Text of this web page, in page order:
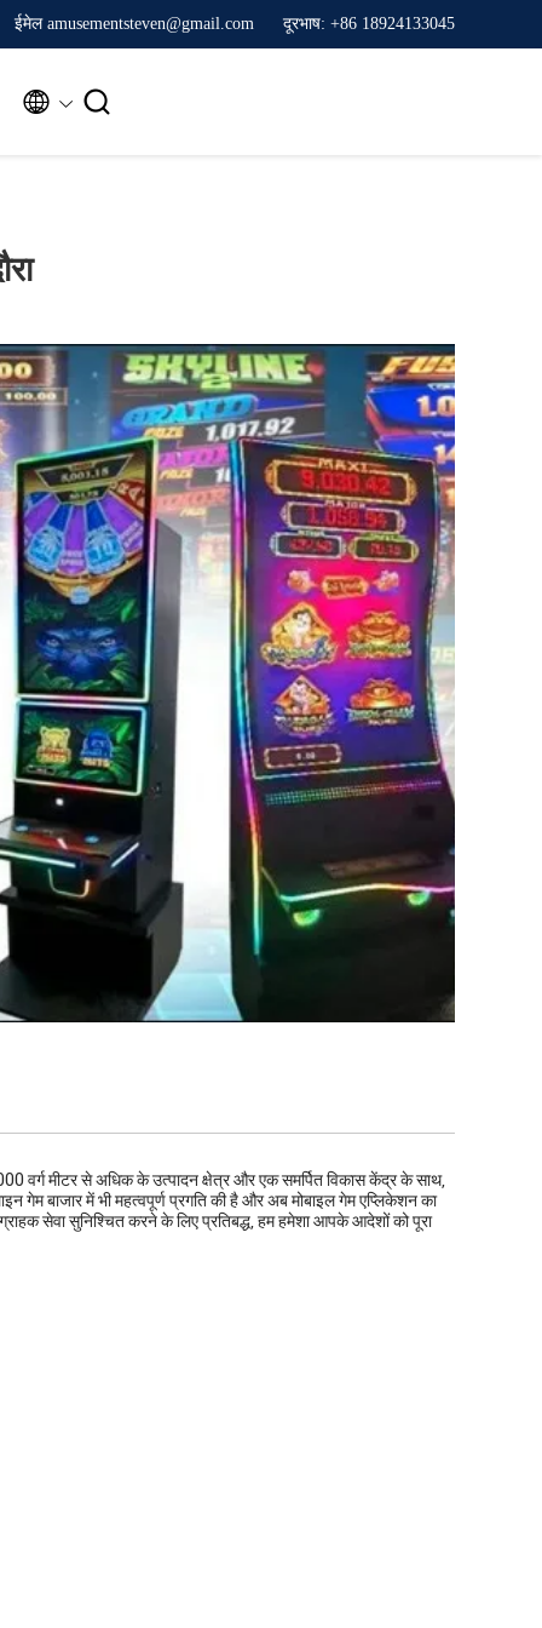
ईमेल amusementsteven@gmail.com दूरभाष: +86 18924133045
 
वर्ग मीटर से अधिक के उत्पादन क्षेत्र और एक समर्पित विकास केंद्र के साथ,
गेम बाजार में भी महत्वपूर्ण प्रगति की है और अब मोबाइल गेम एप्लिकेशन का
सेवा सुनिश्चित करने के लिए प्रतिबद्ध, हम हमेशा आपके आदेशों को पूरा